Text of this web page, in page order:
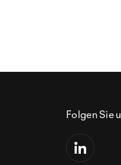
Folgen Sie